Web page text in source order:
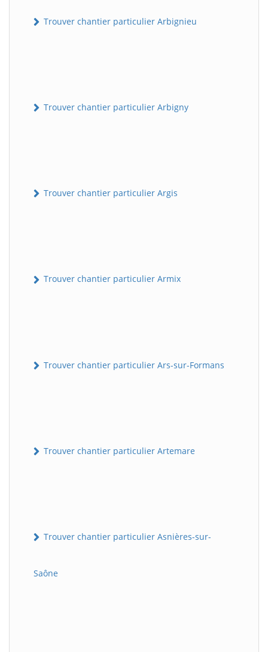
Trouver chantier particulier Arbignieu
Trouver chantier particulier Arbigny
Trouver chantier particulier Argis
Trouver chantier particulier Armix
Trouver chantier particulier Ars-sur-Formans
Trouver chantier particulier Artemare
Trouver chantier particulier Asnières-sur-
Saône